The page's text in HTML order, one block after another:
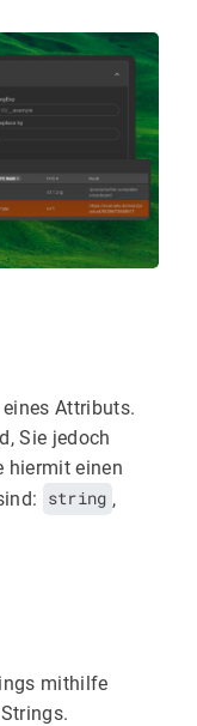
Attributs.
Sie jedoch
hiermit einen
string ,
mithilfe